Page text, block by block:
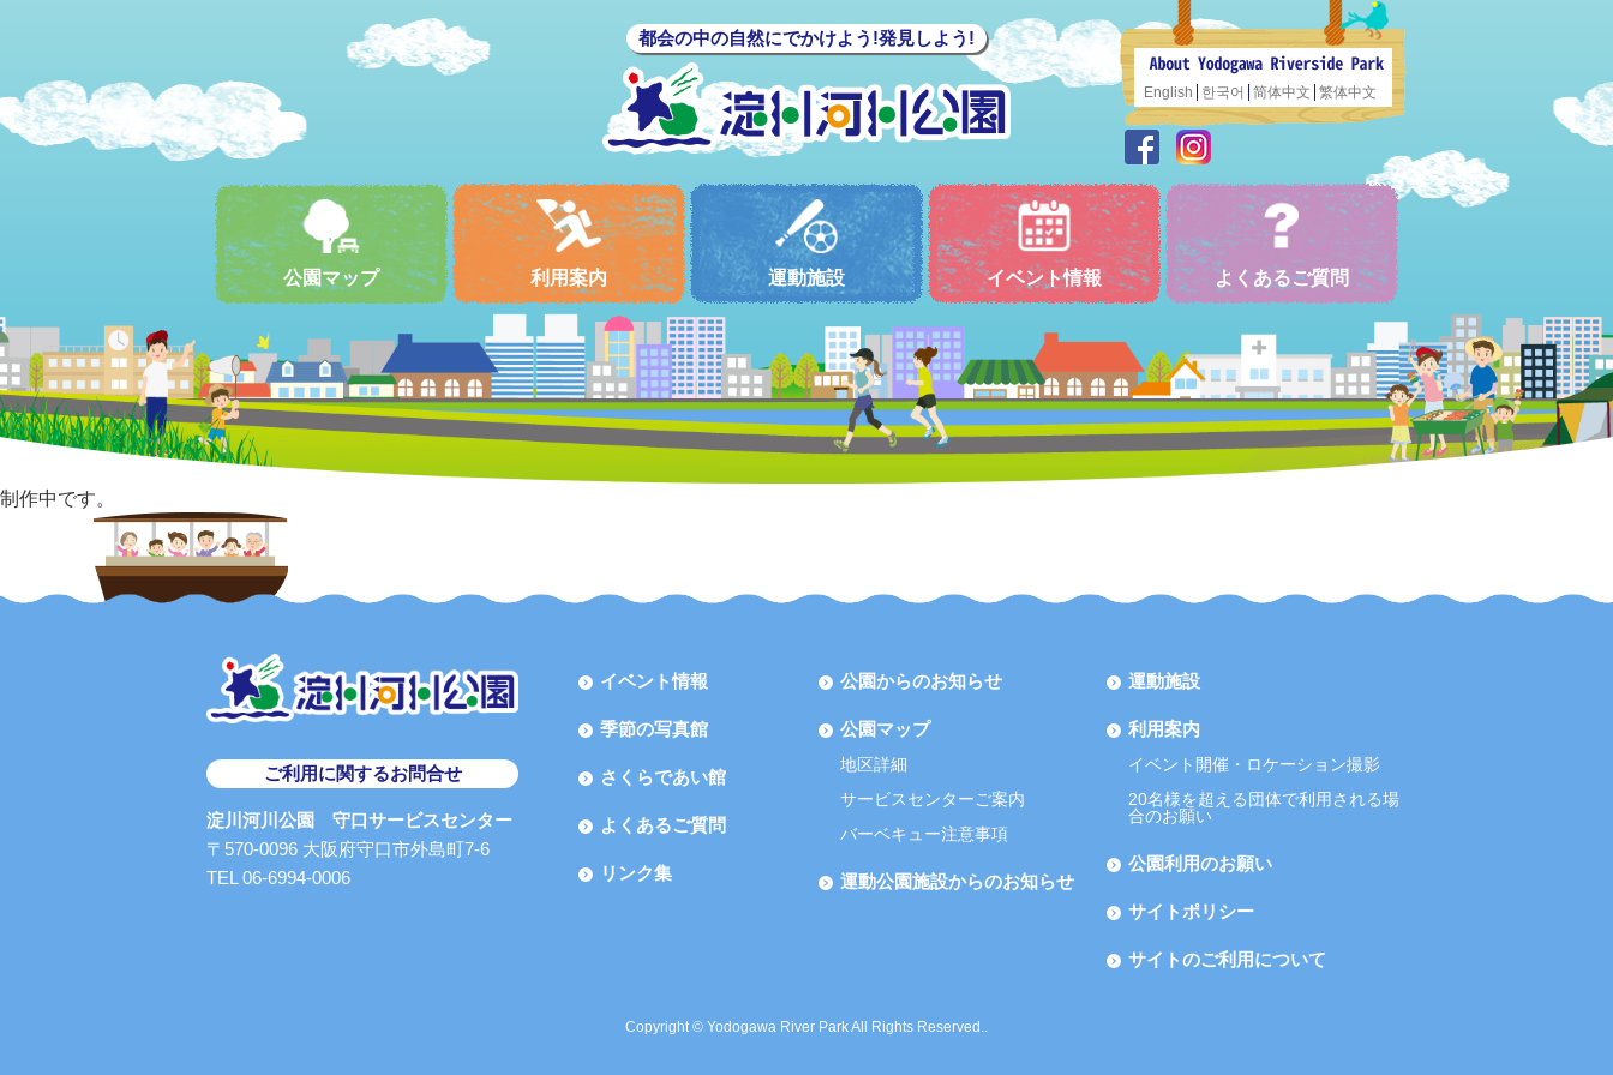
都会の中の自然にでかけよう!発見しよう!
English 한국어 简体中文 繁体中文
公園マップ 利用案内 運動施設 イベント情報 よくあるご質問
制作中です。
ご利用に関するお問合せ
淀川河川公園 守口サービスセンター
〒570-0096 大阪府守口市外島町7-6
TEL 06-6994-0006
イベント情報
季節の写真館
さくらであい館
よくあるご質問
リンク集
公園からのお知らせ
公園マップ
地区詳細
サービスセンターご案内
バーベキュー注意事項
運動公園施設からのお知らせ
運動施設
利用案内
イベント開催・ロケーション撮影
20名様を超える団体で利用される場
合のお願い
公園利用のお願い
サイトポリシー
サイトのご利用について
Copyright © Yodogawa River Park All Rights Reserved..